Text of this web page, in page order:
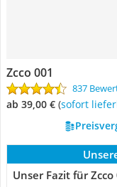
Zcco 001
837
ab 39,00 € ( Sofort
Unser Fazit für Zcco